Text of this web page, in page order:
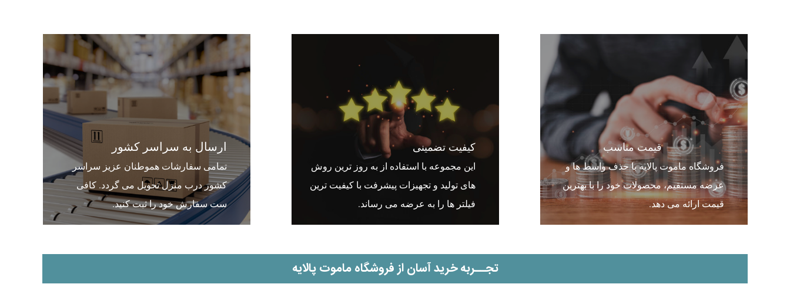
قیمت مناسب
فروشگاه ماموت پالایه با حذف واسط ها و
عرضه مستقیم، محصولات خود را با بهترین
قیمت ارائه می دهد.
کیفیت تضمینی
این مجموعه با استفاده از به روز ترین روش
های تولید و تجهیزات پیشرفت با کیفیت ترین
فیلتر ها را به عرضه می رساند.
ارسال به سراسر کشور
تمامی سفارشات هموطنان عزیز سراسر
کشور درب منزل تحویل می گردد. کافی
ست سفارش خود را ثبت کنید.
تجــربه خرید آسان از فروشگاه ماموت پالایه